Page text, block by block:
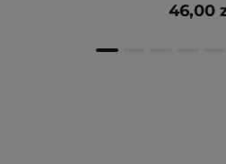
46,00